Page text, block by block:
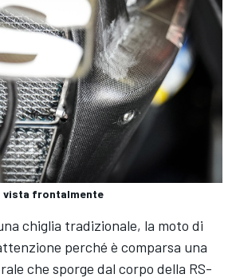
vista frontalmente
chiglia tradizionale, la moto di
perché è comparsa una
che sporge dal corpo della RS-